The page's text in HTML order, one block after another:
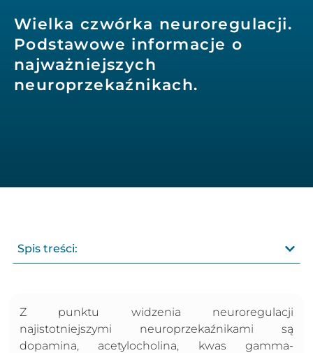
Wielka czwórka neuroregulacji.
Podstawowe informacje o
najważniejszych
neuroprzekaźnikach.
Spis treści:
Z punktu widzenia neuroregulacji
najistotniejszymi neuroprzekaźnikami są
dopamina, acetylocholina, kwas gamma-